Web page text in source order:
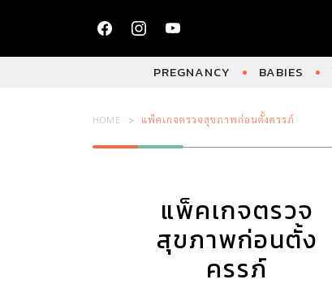
PREGNANCY BABIES
HOME แพ็คเกจตรวจสุขภาพก่อนตั้งครรภ์
แพ็คเกจตรวจ
สุขภาพก่อนตั้ง
ครรภ์